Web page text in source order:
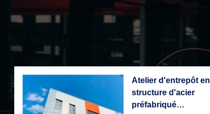
Atelier d'entrepôt en
structure d'acier
préfabriqué